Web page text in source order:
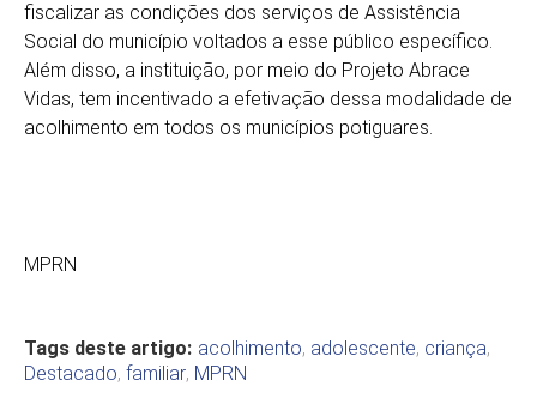
fiscalizar as condições dos serviços de Assistência
Social do município voltados a esse público específico.
Além disso, a instituição, por meio do Projeto Abrace
Vidas, tem incentivado a efetivação dessa modalidade de
acolhimento em todos os municípios potiguares.
MPRN
Tags deste artigo: acolhimento, adolescente, criança,
Destacado, familiar, MPRN